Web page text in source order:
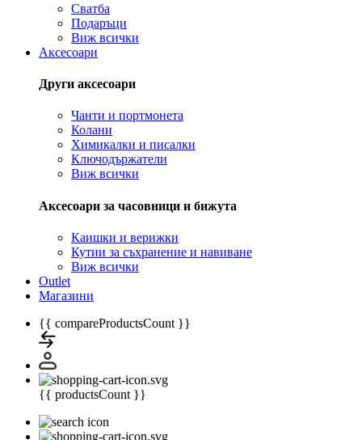
Сватба
Подаръци
Виж всички
Аксесоари
Други аксесоари
Чанти и портмонета
Колани
Химикалки и писалки
Ключодържатели
Виж всички
Аксесоари за часовници и бижута
Каишки и верижки
Кутии за съхранение и навиване
Виж всички
Outlet
Магазини
{{ compareProductsCount }}
{{ productsCount }}